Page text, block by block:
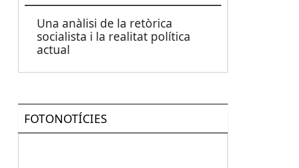
Una anàlisi de la retòrica
socialista i la realitat política
actual
FOTONOTÍCIES